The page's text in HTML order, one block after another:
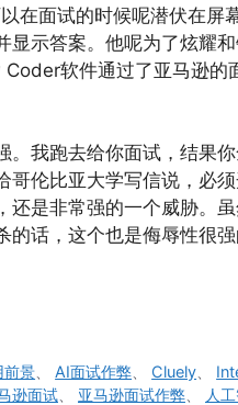
在面试的时候呢潜伏在屏
显示答案。他呢为了炫耀
软件通过了亚马逊的
。我跑去给你面试，结果
伦比亚大学写信说，必须
还是非常强的一个威胁。
话，这个也是侮辱性很强
前景 AI面试作弊 Cluely
逊面试 亚马逊面试作弊 人